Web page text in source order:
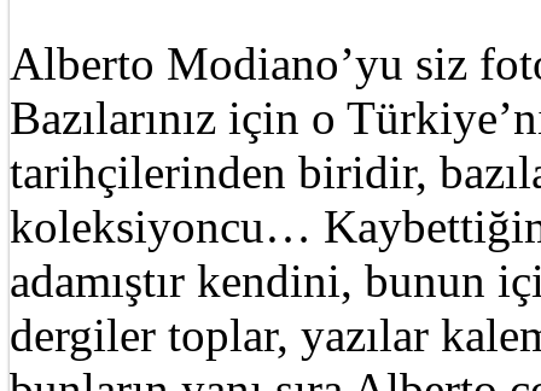
Alberto Modiano’yu siz
Bazılarınız için o
tarihçilerinden biridir,
koleksiyoncu…
adamıştır kendini, bunun
dergiler toplar, yazılar